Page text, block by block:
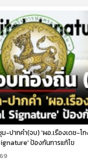
ม-ปากคำ(จบ) 'ผอ.เรืองเดช-โ
ป้องกันการแก้ไข